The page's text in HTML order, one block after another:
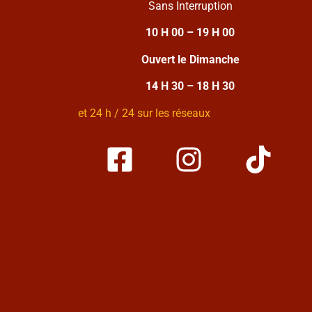
Sans Interruption
10 H 00 – 19 H 00
Ouvert le Dimanche
14 H 30 – 18 H 30
et 24 h / 24 sur les réseaux